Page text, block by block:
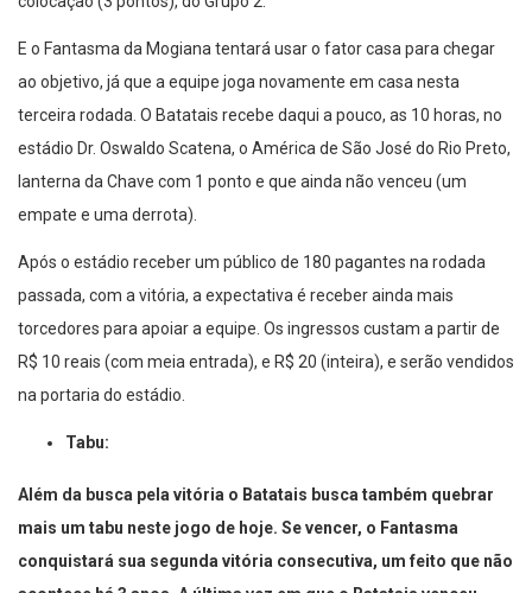
colocação (3 pontos), do Grupo 2.
E o Fantasma da Mogiana tentará usar o fator casa para chegar
ao objetivo, já que a equipe joga novamente em casa nesta
terceira rodada. O Batatais recebe daqui a pouco, as 10 horas, no
estádio Dr. Oswaldo Scatena, o América de São José do Rio Preto,
lanterna da Chave com 1 ponto e que ainda não venceu (um
empate e uma derrota).
Após o estádio receber um público de 180 pagantes na rodada
passada, com a vitória, a expectativa é receber ainda mais
torcedores para apoiar a equipe. Os ingressos custam a partir de
R$ 10 reais (com meia entrada), e R$ 20 (inteira), e serão vendidos
na portaria do estádio.
Tabu:
Além da busca pela vitória o Batatais busca também quebrar
mais um tabu neste jogo de hoje. Se vencer, o Fantasma
conquistará sua segunda vitória consecutiva, um feito que não